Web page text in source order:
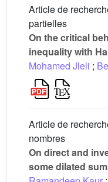
Article de
partielles
On the critical
inequality with
Mohamed Jleli ;
Article de
nombres
On direct and
some dilated